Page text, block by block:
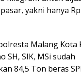
yakni hanya
Malang Kota
SH, SIK, MSi sudah
84,5 Ton beras